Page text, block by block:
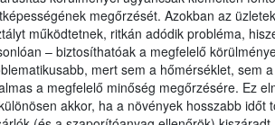
megőrzését. Azokban az
működtetnek, ritkán adódik probléma,
– biztosíthatóak a megfelelő
mert sem a hőmérséklet, sem
a megfelelő minőség megőrzésére. Ez
akkor, ha a növények hosszabb